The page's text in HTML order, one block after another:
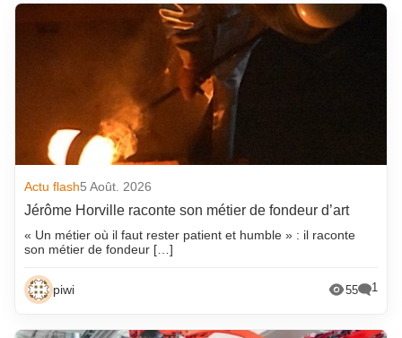
Actu flash5 Août. 2026
Jérôme Horville raconte son métier de fondeur d’art
« Un métier où il faut rester patient et humble » : il raconte
son métier de fondeur […]
piwi 55 1